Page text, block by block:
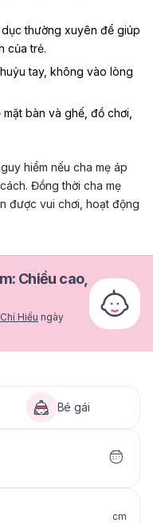
thường xuyên để giúp
của trẻ.
tay, không vào lòng
bàn và ghế, đồ chơi,
hiểm nếu cha mẹ áp
Đồng thời cha mẹ
được vui chơi, hoạt động
Chiều cao,
Hiếu ngày
Bé gái
cm